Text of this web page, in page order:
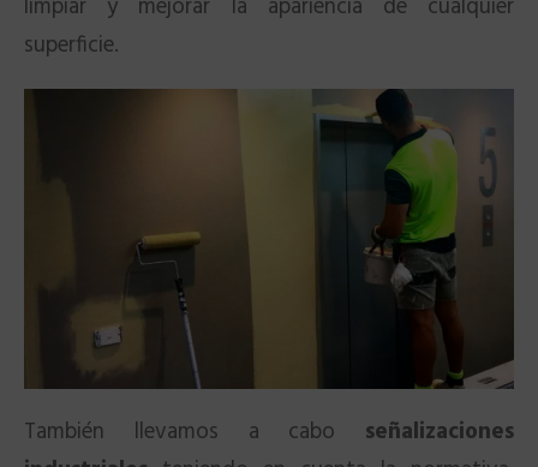
limpiar y mejorar la apariencia de cualquier
superficie.
También llevamos a cabo señalizaciones